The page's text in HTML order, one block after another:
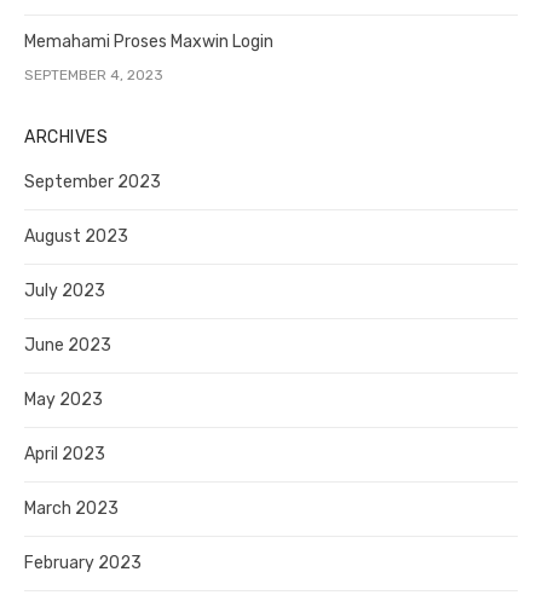
Memahami Proses Maxwin Login
SEPTEMBER 4, 2023
ARCHIVES
September 2023
August 2023
July 2023
June 2023
May 2023
April 2023
March 2023
February 2023